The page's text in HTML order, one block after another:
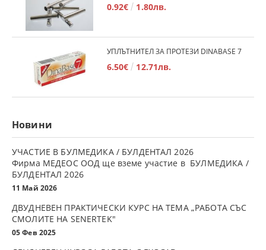
0.92€ 1.80лв.
УПЛЪТНИТЕЛ ЗА ПРОТЕЗИ DINABASE 7
6.50€ 12.71лв.
Новини
УЧАСТИЕ В БУЛМЕДИКА / БУЛДЕНТАЛ 2026
Фирма МЕДЕОС ООД ще вземе участие в БУЛМЕДИКА /
БУЛДЕНТАЛ 2026
11 Май 2026
ДВУДНЕВЕН ПРАКТИЧЕСКИ КУРС НА ТЕМА „РАБОТА СЪС
СМОЛИТЕ НА SENERTEK"
05 Фев 2025